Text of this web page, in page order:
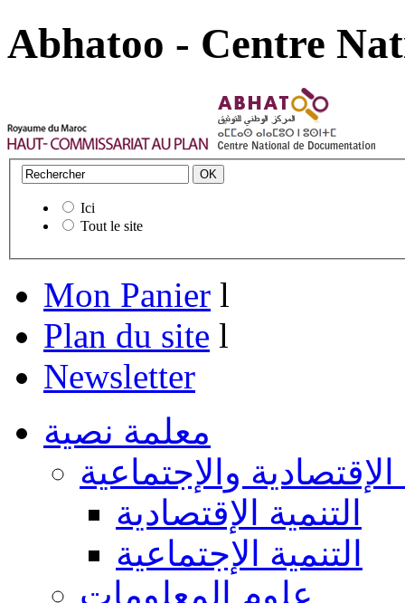
Abhatoo - Centre
Ici
Tout le site
Mon Panier l
Plan du site l
Newsletter
معلمة نصية
الإقتصادية والإجتماعية
التنمية الإقتصادية
التنمية الإجتماعية
علوم المعلومات